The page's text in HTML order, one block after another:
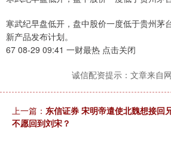
寒武纪早盘低开，盘中股价一度低于贵州茅
新产品发布计划。
67 08-29 09:41 一财最热 点击关闭
诚信配资提示：文章来自
上一篇： 东信证券 宋明帝遣使北魏想接回
不愿回到刘宋？